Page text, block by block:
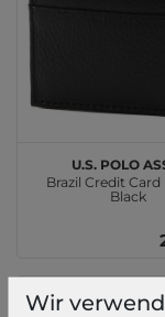
U.S. POLO
Brazil Credit
Black
Wir